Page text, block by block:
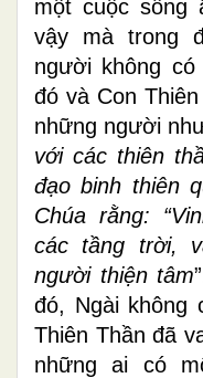
một cuộc sống
vậy mà trong
người không
đó và Con
những người
với các thiên
đạo binh thiên
Chúa rằng:
các tầng trời,
người thiện tâm
đó, Ngài không
Thiên Thần đã
những ai có